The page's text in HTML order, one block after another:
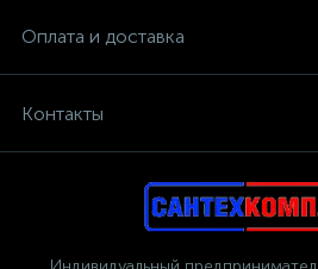
Оплата и доставка
Контакты